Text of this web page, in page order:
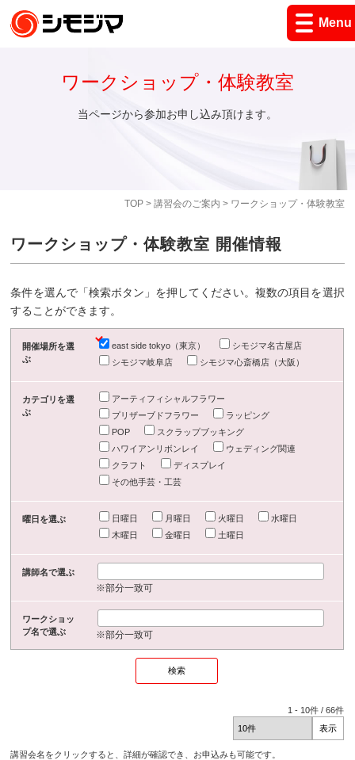
Menu
TOP> 講習会のご案内 > ワークショップ・体験教室
ワークショップ・体験教室
当ページから参加お申し込み頂けます。
ワークショップ・体験教室 開催情報
条件を選んで「検索ボタン」を押してください。複数の項目を選択
することができます。
開催場所を選
ぶ
east side tokyo（東京）
シモジマ名古屋店
シモジマ岐阜店
シモジマ心斎橋店（大阪）
カテゴリを選
ぶ
アーティフィシャルフラワー
プリザーブドフラワー
ラッピング
POP
スクラップブッキング
ハワイアンリボンレイ
ウェディング関連
クラフト
ディスプレイ
その他手芸・工芸
曜日を選ぶ 日曜日 月曜日 火曜日
水曜日
木曜日
金曜日 土曜日
講師名で選ぶ
※部分一致可
ワークショッ
プ名で選ぶ
※部分一致可
1 - 10件 /66件
講習会名をクリックすると、詳細が確認でき、お申込みも可能です。